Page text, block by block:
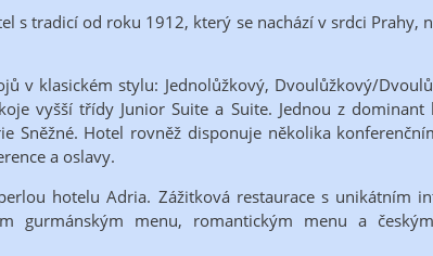
s tradicí od roku 1912, který se nachází v srdci Prahy,
v klasickém stylu: Jednolůžkový, Dvoulůžkový/
vyšší třídy Junior Suite a Suite. Jednou z dominant
Sněžné. Hotel rovněž disponuje několika
a oslavy.
hotelu Adria. Zážitková restaurace s unikátním
gurmánským menu, romantickým menu a